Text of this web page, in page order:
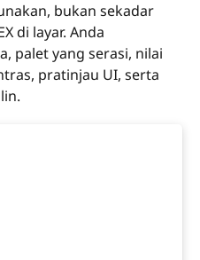
bukan sekadar
di layar. Anda
palet yang serasi, nilai
pratinjau UI, serta